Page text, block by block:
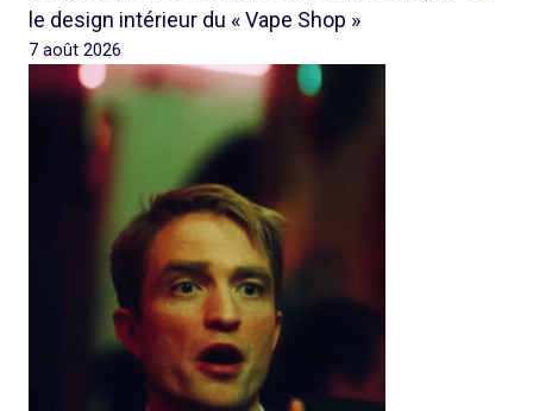
le design intérieur du « Vape Shop »
7 août 2026